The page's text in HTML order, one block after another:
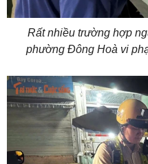
Rất nhiều trường hợp
phường Đông Hoà vi